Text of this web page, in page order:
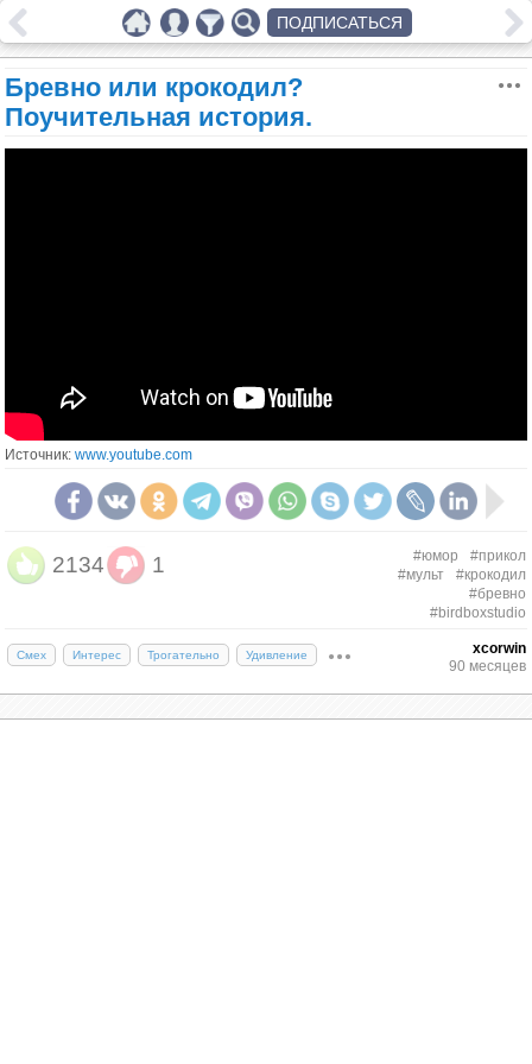
Бревно или крокодил?
Поучительная история.
Источник: www.youtube.com
2134 1 #юмор
#прикол
#мульт
#крокодил
#бревно
#birdboxstudio
Смех Интерес Трогательно Удивление
xcorwin
90 месяцев
ПОДПИСАТЬСЯ